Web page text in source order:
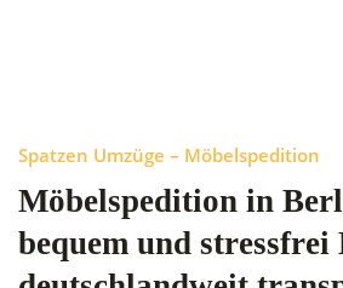
Spatzen Umzüge – Möbelspedition
Möbelspedition in
bequem und stressfrei